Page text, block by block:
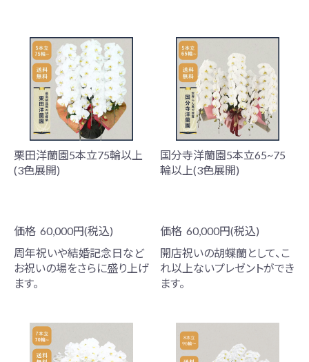
栗田洋蘭園5本立75輪以上
(3色展開)
価格 60,000円(税込)
周年祝いや結婚記念日など
お祝いの場をさらに盛り上げ
ます。
国分寺洋蘭園5本立65~75
輪以上(3色展開)
価格 60,000円(税込)
開店祝いの胡蝶蘭として、こ
れ以上ないプレゼントができ
ます。